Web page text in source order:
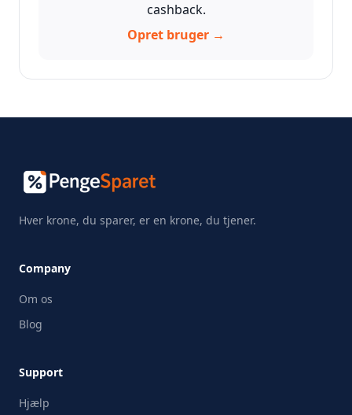
cashback.
Opret bruger →
Hver krone, du sparer, er en krone, du tjener.
Company
Om os
Blog
Support
Hjælp